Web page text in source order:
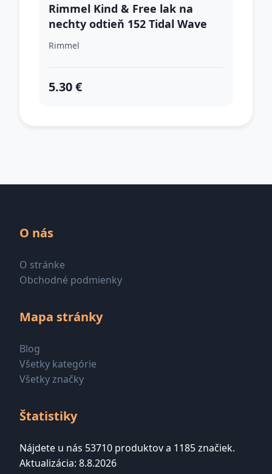
Rimmel Kind & Free lak na
nechty odtieň 152 Tidal Wave
Blue 8 ml
Rimmel
5.30 €
O nás
O stránke
Obchodné podmienky
Mapa stránky
Blog
Všetky kategórie
Všetky značky
Štatistiky
Nájdete u nás 53710 produktov a 1185 značiek.
Aktualizácia: 8.8.2026